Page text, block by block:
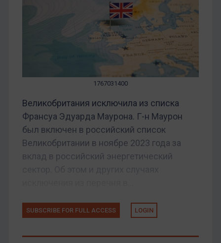
1767031400
Великобритания исключила из списка
Франсуа Эдуарда Маурона. Г-н Маурон
был включен в российский список
Великобритании в ноябре 2023 года за
вклад в российский энергетический
SUBSCRIBE FOR FULL ACCESS LOGIN